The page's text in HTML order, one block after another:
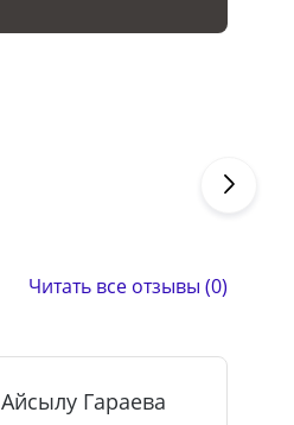
Читать все отзывы (0)
Айсылу Гараева